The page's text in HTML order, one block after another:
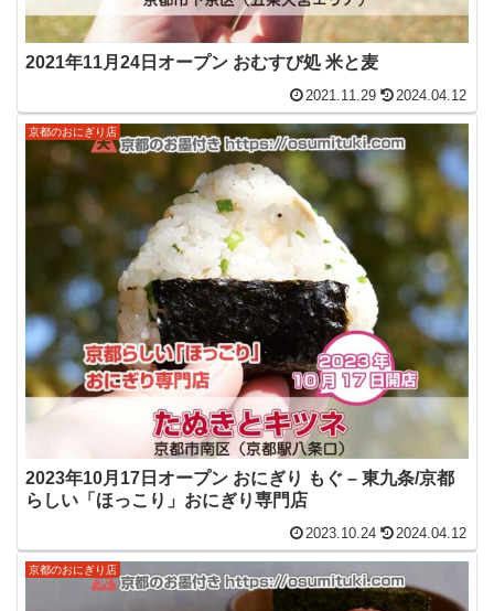
2021年11月24日オープン おむすび処 米と麦
2021.11.29 2024.04.12
京都のおにぎり店
2023年10月17日オープン おにぎり もぐ – 東九条/京都
らしい「ほっこり」おにぎり専門店
2023.10.24 2024.04.12
京都のおにぎり店